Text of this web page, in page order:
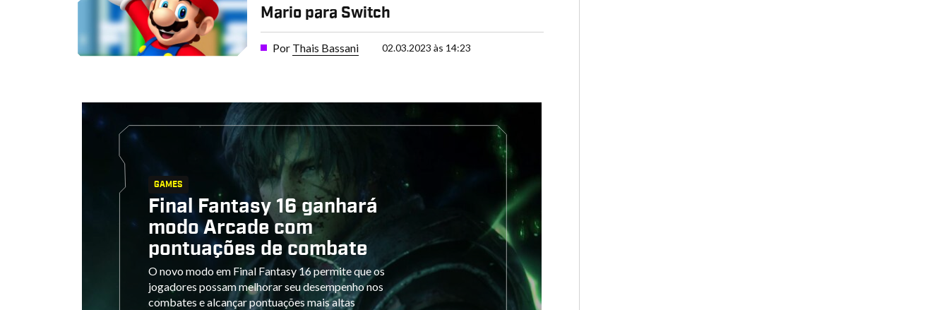
Mario para Switch
Por Thais Bassani 02.03.2023 às 14:23
GAMES
Final Fantasy 16 ganhará
modo Arcade com
pontuações de combate
O novo modo em Final Fantasy 16 permite que os
jogadores possam melhorar seu desempenho nos
combates e alcançar pontuações mais altas